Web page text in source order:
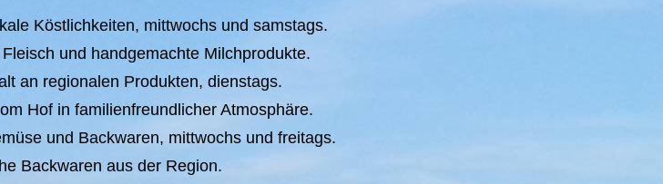
Köstlichkeiten, mittwochs und samstags.
und handgemachte Milchprodukte.
an regionalen Produkten, dienstags.
Hof in familienfreundlicher Atmosphäre.
und Backwaren, mittwochs und freitags.
Backwaren aus der Region.